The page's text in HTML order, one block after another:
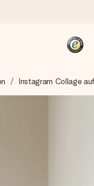
und schicken es
Zeitpunkt
bewerten uns mit
Instagram Collage